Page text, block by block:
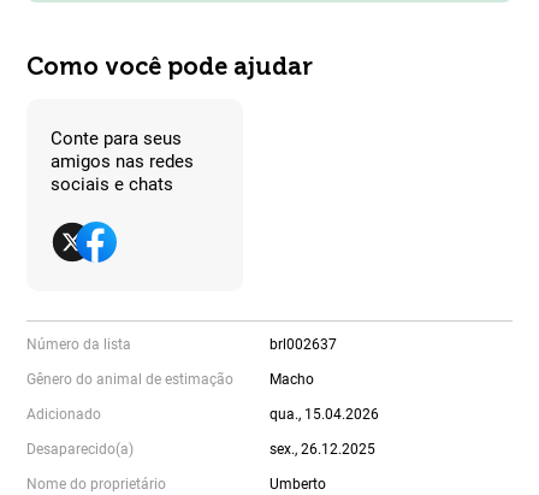
Como você pode ajudar
Conte para seus
amigos nas redes
sociais e chats
Número da lista brl002637
Gênero do animal de estimação Macho
Adicionado qua., 15.04.2026
Desaparecido(a) sex., 26.12.2025
Nome do proprietário Umberto